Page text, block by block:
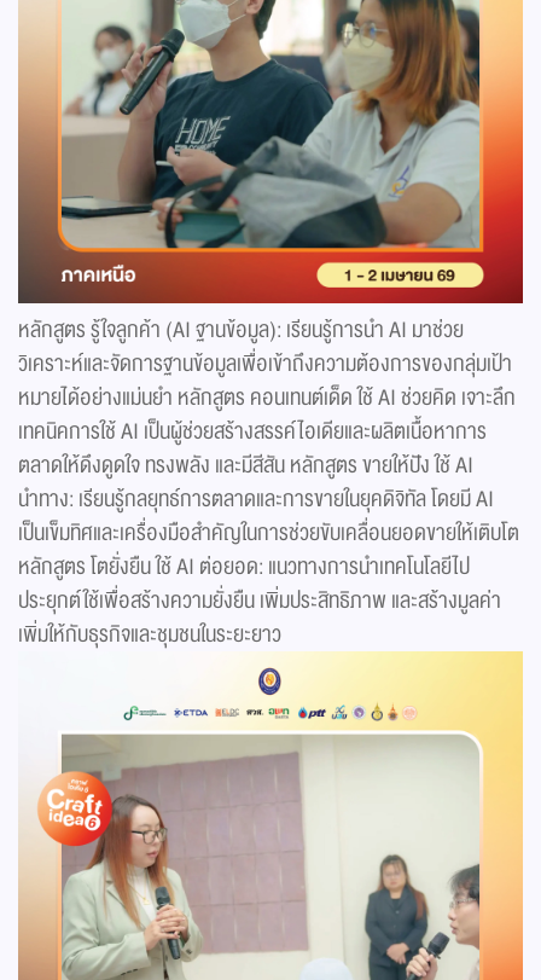
หลักสูตร รู้ใจลูกค้า (AI ฐานข้อมูล): เรียนรู้การนำ AI มาช่วย
วิเคราะห์และจัดการฐานข้อมูลเพื่อเข้าถึงความต้องการของกลุ่มเป้า
หมายได้อย่างแม่นยำ หลักสูตร คอนเทนต์เด็ด ใช้ AI ช่วยคิด เจาะลึก
เทคนิคการใช้ AI เป็นผู้ช่วยสร้างสรรค์ไอเดียและผลิตเนื้อหาการ
ตลาดให้ดึงดูดใจ ทรงพลัง และมีสีสัน หลักสูตร ขายให้ปัง ใช้ AI
นำทาง: เรียนรู้กลยุทธ์การตลาดและการขายในยุคดิจิทัล โดยมี AI
เป็นเข็มทิศและเครื่องมือสำคัญในการช่วยขับเคลื่อนยอดขายให้เติบโต
หลักสูตร โตยั่งยืน ใช้ AI ต่อยอด: แนวทางการนำเทคโนโลยีไป
ประยุกต์ใช้เพื่อสร้างความยั่งยืน เพิ่มประสิทธิภาพ และสร้างมูลค่า
เพิ่มให้กับธุรกิจและชุมชนในระยะยาว